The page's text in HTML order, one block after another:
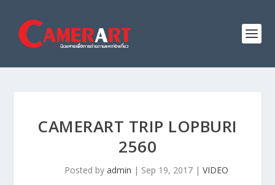
CAMERART TRIP LOPBURI
2560
Posted by admin | Sep 19, 2017| VIDEO